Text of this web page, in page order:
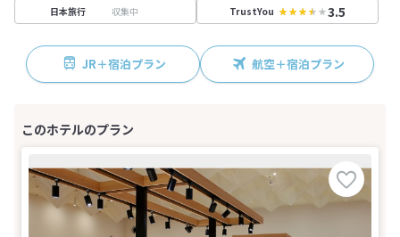
日本旅行 収集中 TrustYou 3.5
JR＋宿泊プラン 航空＋宿泊プラン